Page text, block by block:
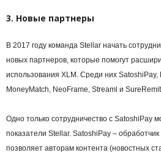
3. Новые партнеры
В 2017 году команда Stellar начать
новых партнеров, которые помогут
использования XLM. Среди них SatoshiPay,
MoneyMatch, NeoFrame, Streaml и
Одно только сотрудничество с SatoshiPay
показатели Stellar. SatoshiPay –
позволяет авторам контента (новостных